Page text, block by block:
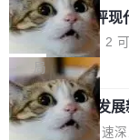
功率段机身尺寸十
巧机身有效提升市
业化营销服务的需
的同时,服务商的竞
Agency年度合辑的
者最近的载体,在整
高了。全域营销服
度,案例厚度、全域
n 这条推文引发了广
话，他是说出了一
破的事实。 Jordan
「我不认为这些会
或造假。问题是，
看起来最令人兴奋
xAI 前工程师评现
3 开源项目
Flash Attention 2
这句话不是来自某
Pham 的一条推文
的早期工程师之一
工作过。近日他在
局
共商智能硬件发
硬件开发者日杭州
随着万物智联加速